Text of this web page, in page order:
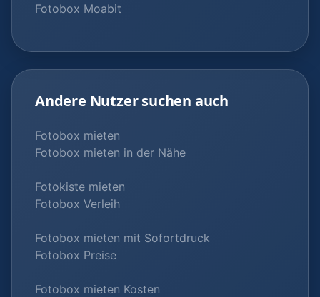
Fotobox Moabit
Andere Nutzer suchen auch
Fotobox mieten
Fotobox mieten in der Nähe
Fotokiste mieten
Fotobox Verleih
Fotobox mieten mit Sofortdruck
Fotobox Preise
Fotobox mieten Kosten